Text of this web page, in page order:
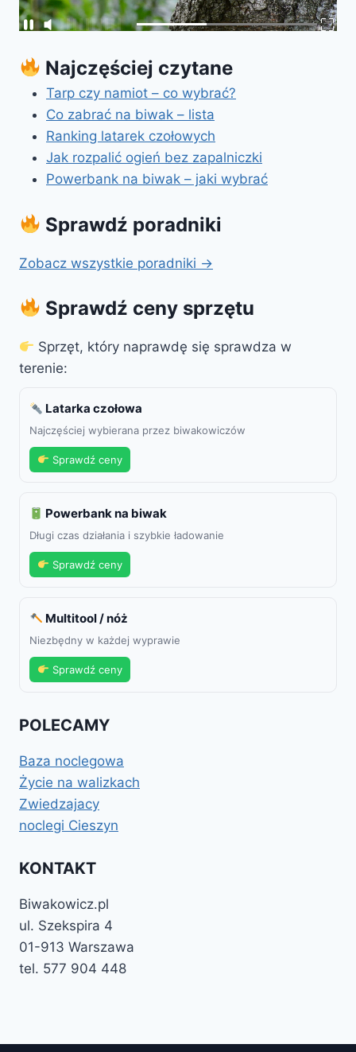
Najczęściej czytane
Tarp czy namiot – co wybrać?
Co zabrać na biwak – lista
Ranking latarek czołowych
Jak rozpalić ogień bez zapalniczki
Powerbank na biwak – jaki wybrać
Sprawdź poradniki
Zobacz wszystkie poradniki →
Sprawdź ceny sprzętu
Sprzęt, który naprawdę się sprawdza w
terenie:
Latarka czołowa
Najczęściej wybierana przez biwakowiczów
Sprawdź ceny
Powerbank na biwak
Długi czas działania i szybkie ładowanie
Sprawdź ceny
Multitool / nóż
Niezbędny w każdej wyprawie
Sprawdź ceny
POLECAMY
Baza noclegowa
Życie na walizkach
Zwiedzajacy
noclegi Cieszyn
KONTAKT
Biwakowicz.pl
ul. Szekspira 4
01-913 Warszawa
tel. 577 904 448